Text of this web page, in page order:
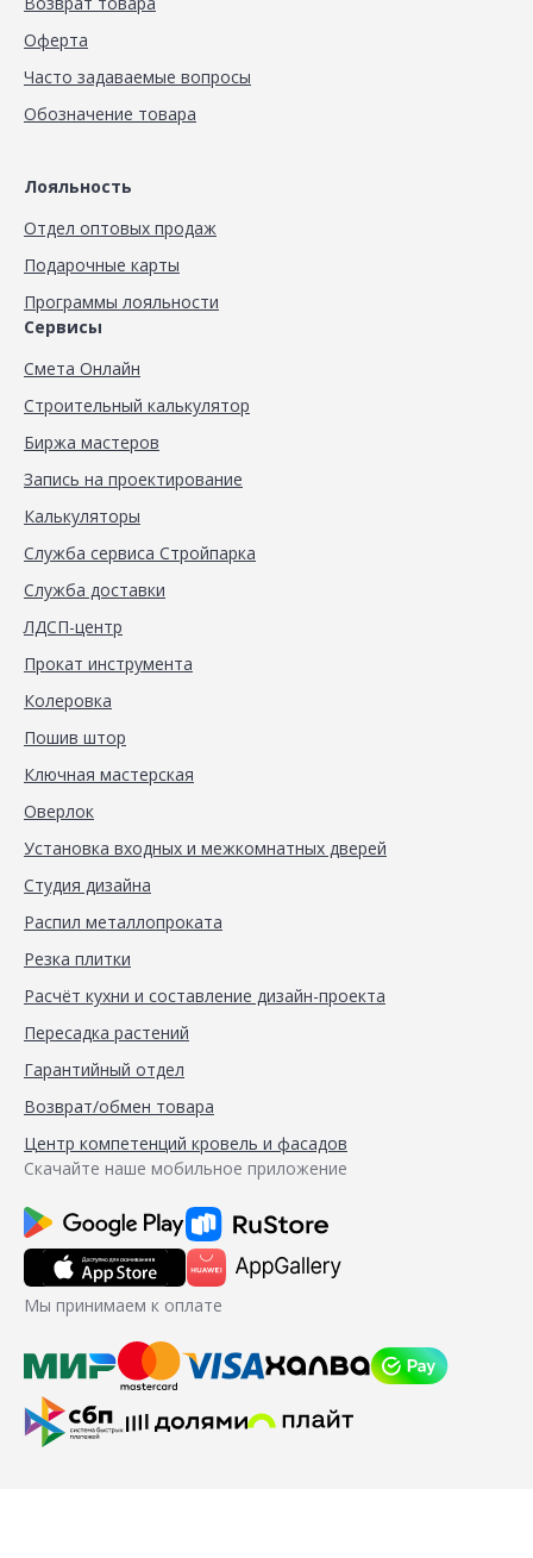
Оферта
Часто задаваемые вопросы
Обозначение товара
Лояльность
Отдел оптовых продаж
Подарочные карты
Программы лояльности
Сервисы
Смета Онлайн
Строительный калькулятор
Биржа мастеров
Запись на проектирование
Калькуляторы
Служба сервиса Стройпарка
Служба доставки
ЛДСП-центр
Прокат инструмента
Колеровка
Пошив штор
Ключная мастерская
Оверлок
Установка входных и межкомнатных дверей
Студия дизайна
Распил металлопроката
Резка плитки
Расчёт кухни и составление дизайн-проекта
Пересадка растений
Гарантийный отдел
Возврат/обмен товара
Центр компетенций кровель и фасадов
Скачайте наше мобильное приложение
Мы принимаем к оплате